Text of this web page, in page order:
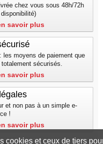
chez vous sous 48h/72h
savoir plus
les moyens de paiement que
sécurisés.
savoir plus
et non pas à un simple e-
!
savoir plus
cookies et ceux de tiers